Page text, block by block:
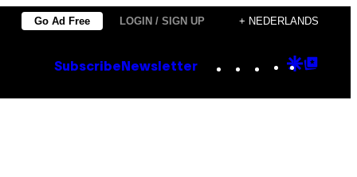
Go Ad Free LOGIN / SIGN UP + NEDERLANDS
Subscribe Newsletter Instagram
TikTok
YouTube
Google